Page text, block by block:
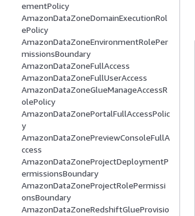
ementPolicy
AmazonDataZoneDomainExecutionRol
ePolicy
AmazonDataZoneEnvironmentRolePer
missionsBoundary
AmazonDataZoneFullAccess
AmazonDataZoneFullUserAccess
AmazonDataZoneGlueManageAccessR
olePolicy
AmazonDataZonePortalFullAccessPolic
y
AmazonDataZonePreviewConsoleFullA
ccess
AmazonDataZoneProjectDeploymentP
ermissionsBoundary
AmazonDataZoneProjectRolePermissi
onsBoundary
AmazonDataZoneRedshiftGlueProvisio